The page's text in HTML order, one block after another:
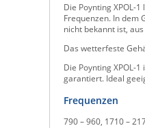
Die Poynting XPOL-
Frequenzen. In dem
nicht bekannt ist,
Das wetterfeste
Die Poynting XPOL-
garantiert. Ideal
Frequenzen
790 – 960, 1710 –